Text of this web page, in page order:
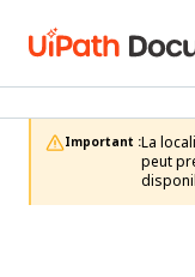
Important :La
peut